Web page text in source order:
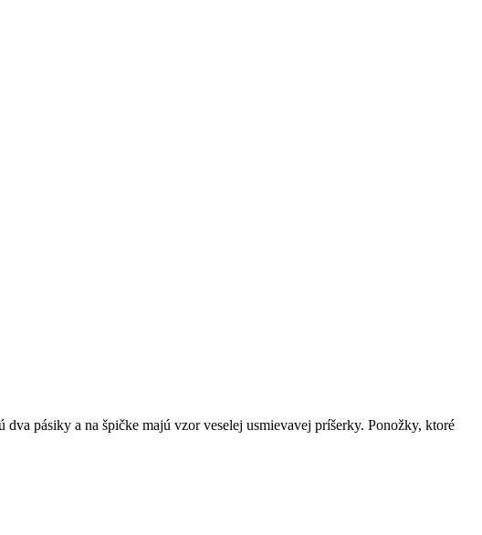
pásiky a na špičke majú vzor veselej usmievavej príšerky. Ponožky, ktoré